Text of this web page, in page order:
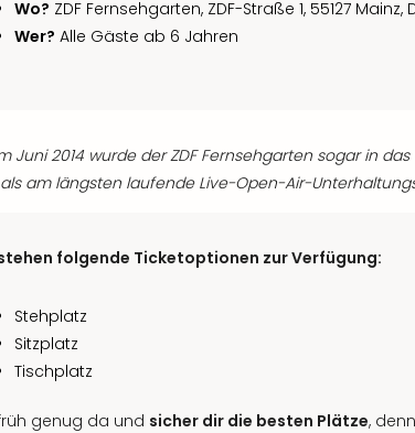
Wo? ZDF Fernsehgarten, ZDF-Straße 1, 55127
Wer? Alle Gäste ab 6 Jahren
Juni 2014 wurde der ZDF Fernsehgarten sogar in
am längsten laufende Live-Open-Air-
folgende Ticketoptionen zur Verfügung:
Stehplatz
Sitzplatz
Tischplatz
genug da und sicher dir die besten Plätze,